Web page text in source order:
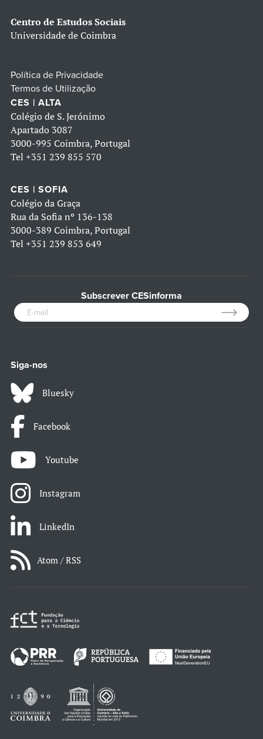
Centro de Estudos Sociais
Universidade de Coimbra
Política de Privacidade
Termos de Utilização
CES | ALTA
Colégio de S. Jerónimo
Apartado 3087
3000-995 Coimbra, Portugal
Tel +351 239 855 570
CES | SOFIA
Colégio da Graça
Rua da Sofia nº 136-138
3000-389 Coimbra, Portugal
Tel +351 239 853 649
Subscrever CESinforma
Siga-nos
Bluesky
Facebook
Youtube
Instagram
LinkedIn
Atom / RSS